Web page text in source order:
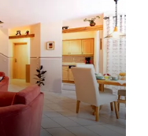
und
Auszeit auf